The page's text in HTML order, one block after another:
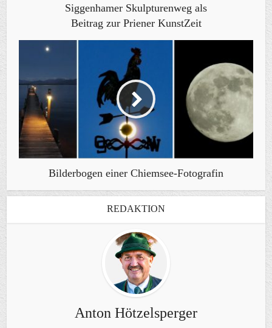
Siggenhamer Skulpturenweg als
Beitrag zur Priener KunstZeit
Bilderbogen einer Chiemsee-Fotografin
REDAKTION
Anton Hötzelsperger